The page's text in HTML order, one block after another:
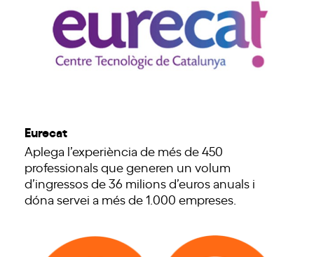
Eurecat
Aplega l’experiència de més de 450
professionals que generen un volum
d’ingressos de 36 milions d’euros anuals i
dóna servei a més de 1.000 empreses.